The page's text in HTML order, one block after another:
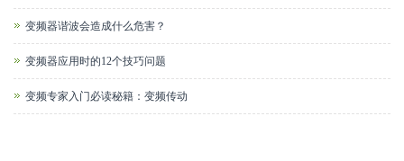
变频器谐波会造成什么危害？
变频器应用时的12个技巧问题
变频专家入门必读秘籍：变频传动